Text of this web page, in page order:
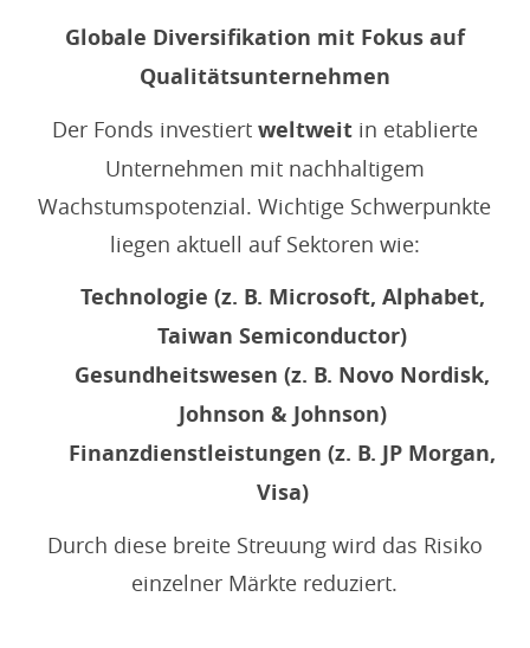
Globale Diversifikation mit Fokus auf
Qualitätsunternehmen
Der Fonds investiert weltweitin etablierte
Unternehmen mit nachhaltigem
Wachstumspotenzial. Wichtige Schwerpunkte
liegen aktuell auf Sektoren wie:
Technologie (z. B. Microsoft, Alphabet,
Taiwan Semiconductor)
Gesundheitswesen (z. B. Novo Nordisk,
Johnson & Johnson)
Finanzdienstleistungen (z. B. JP Morgan,
Visa)
Durch diese breite Streuung wird das Risiko
einzelner Märkte reduziert.